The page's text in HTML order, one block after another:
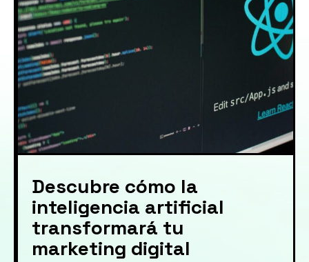
Descubre cómo la
inteligencia artificial
transformará tu
marketing digital